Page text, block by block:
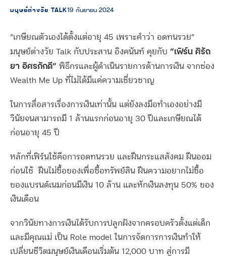
มนุษย์ต่างวัย TALK19 กันยายน 2024
“เกษียณตัวเองได้ตั้งแต่อายุ 45 เพราะคำว่า อดทนรวย”
มนุษย์ต่างวัย Talk กับประสาน อิงคนันท์ คุยกับ “เฟิร์น ศิรัถ
ยา อิศรภักดี” พิธีกรและผู้ดำเนินรายการด้านการเงิน จากช่อง
Wealth Me Up ที่ไม่ได้มีแค่ความเชี่ยวชาญ
ในการสื่อสารเรื่องการเงินเท่านั้น แต่ยังลงมือทำเองอย่างมี
วินัยจนสามารถมี 1 ล้านแรกก่อนอายุ 30 ปีและเกษียณได้
ก่อนอายุ 45 ปี
หลักที่เฟิร์นใช้คือการอดทนรวย และฝืนกระแสสังคม ฝืนออม
ก่อนใช้
ฝืนไม่ซื้อของเพื่อซื้อทรัพย์สิน ฝืนความอยากไม่ซื้อ
ของแบรนด์เนมก่อนมีเงิน 10 ล้าน และหักเงินลงทุน 50% ของ
เงินเดือน
จากวินัยทางการเงินได้รับการปลูกฝังจากครอบครัวตั้งแต่เด็ก
และมีคุณแม่ เป็น Role model ในการจัดการการเงินทำให้
เปลี่ยนชีวิตมนุษย์เงินเดือนเริ่มต้น 12,000 บาท สู่การมี